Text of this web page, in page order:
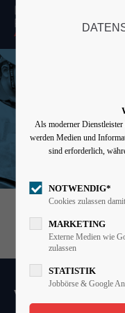
Passwort
Angemeldet
Anmelden
Register
WIR MACHEN DAS!
Als moderner Dienstleister
werden Medien und
sind erforderlich,
NOTWENDIG*
Cookies zulassen
MARKETING
Externe Medien wie
zulassen
STATISTIK
Jobbörse & Google